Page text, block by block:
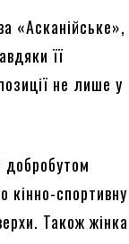
«Асканійське»,
її
не лише у
добробутом
спортивну
Також жінка